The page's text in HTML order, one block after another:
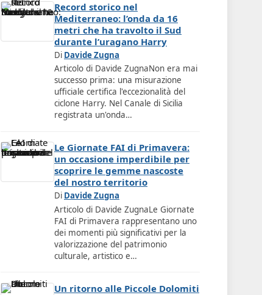
Record storico nel
Mediterraneo: l’onda da 16
metri che ha travolto il Sud
durante l’uragano Harry
Di Davide Zugna
Articolo di Davide ZugnaNon era mai
successo prima: una misurazione
ufficiale certifica l'eccezionalità del
ciclone Harry. Nel Canale di Sicilia
registrata un'onda…
Le Giornate FAI di Primavera:
un occasione imperdibile per
scoprire le gemme nascoste
del nostro territorio
Di Davide Zugna
Articolo di Davide ZugnaLe Giornate
FAI di Primavera rappresentano uno
dei momenti più significativi per la
valorizzazione del patrimonio
culturale, artistico e…
Un ritorno alle Piccole Dolomiti